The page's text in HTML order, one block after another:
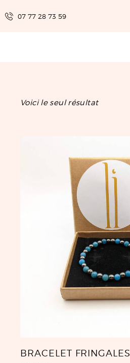
07 77 28 73 59
Voici le seul résultat
BRACELET FRINGALES